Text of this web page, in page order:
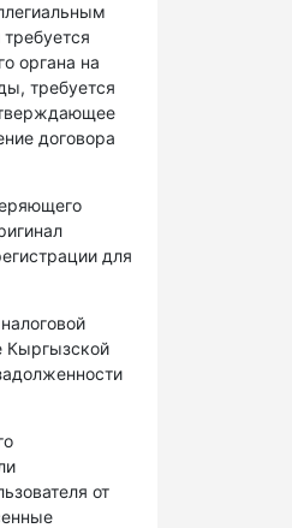
органа на
требуется
договора
для
Кыргызской
от